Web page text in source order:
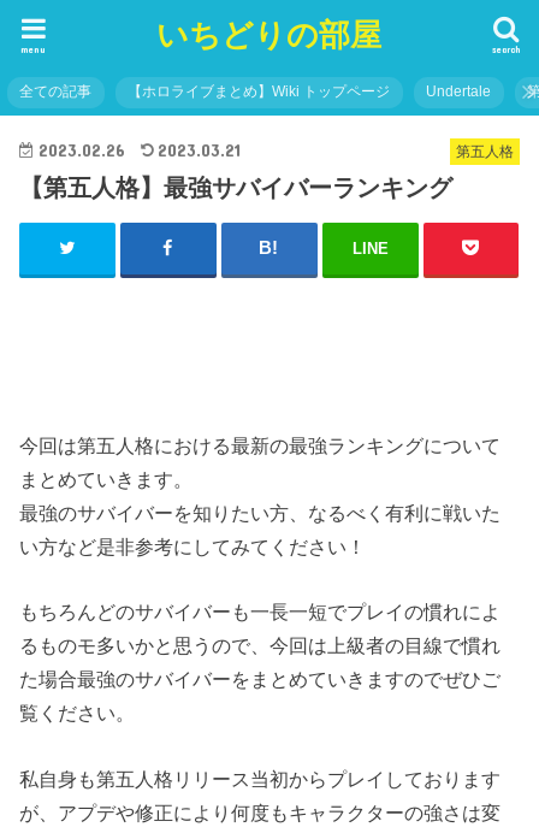
いちどりの部屋 search
menu
全ての記事 【ホロライブまとめ】Wiki トップページ Undertale
第五人格
2023.02.26 2023.03.21
【第五人格】最強サバイバーランキング
LINE
今回は第五人格における最新の最強ランキングについて
まとめていきます。
最強のサバイバーを知りたい方、なるべく有利に戦いた
い方など是非参考にしてみてください！
もちろんどのサバイバーも一長一短でプレイの慣れによ
るものモ多いかと思うので、今回は上級者の目線で慣れ
た場合最強のサバイバーをまとめていきますのでぜひご
覧ください。
私自身も第五人格リリース当初からプレイしております
が、アプデや修正により何度もキャラクターの強さは変